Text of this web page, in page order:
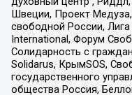
Швеции, Проект
свободной России,
International, Форум
Солидарность с
Solidarus, КрымSOS,
государственного
общества Россия,